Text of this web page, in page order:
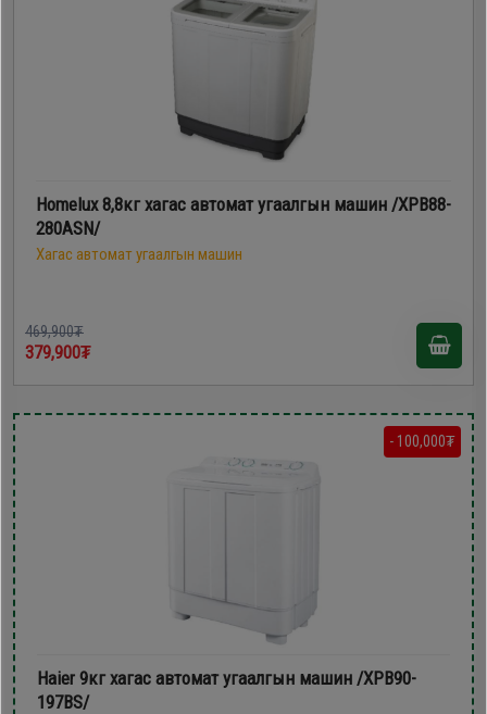
Homelux 8,8кг хагас автомат угаалгын машин /XPB88-
280ASN/
Хагас автомат угаалгын машин
469,900₮
379,900₮
- 100,000₮
Haier 9кг хагас автомат угаалгын машин /XPB90-
197BS/